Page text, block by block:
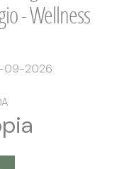
- Wellness
09-2026